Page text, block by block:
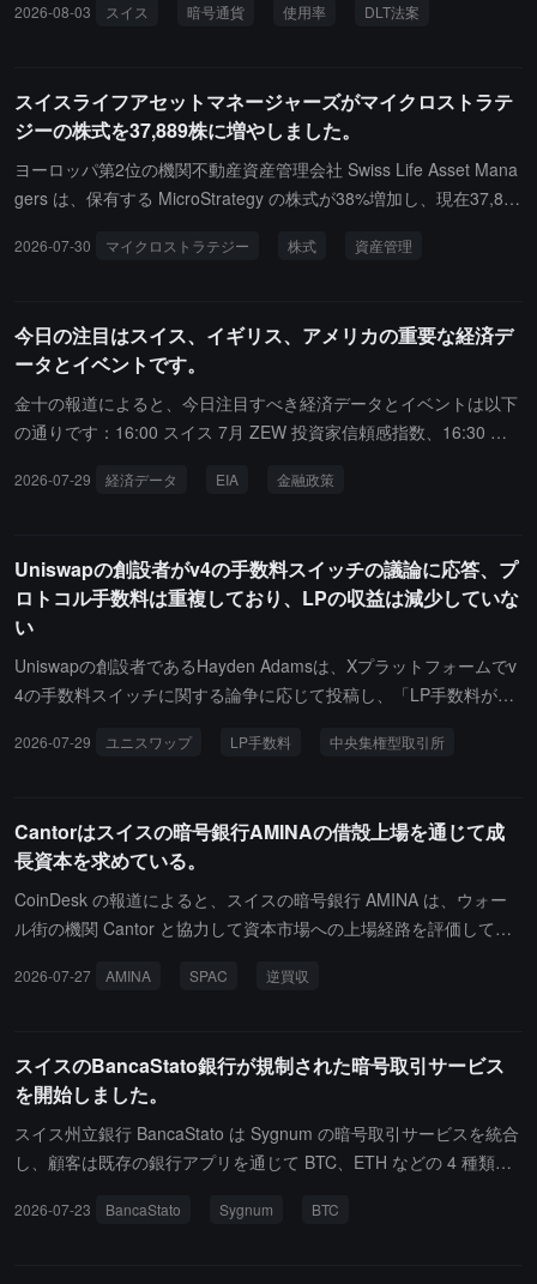
QF、ARIF、SO-FITは2026年初頭に仮想資産サービスプロバイダ
「金融機関法」に基づく新しい暗号ホスティング、取引インフラお
よび支払いツール発行ライセンスのカテゴリーについての相談を開
始します。
暗号通貨は投資する価値があると考えており、45% がその未来は国
すべてドイツやオーストリアよりも高いです。報告書は、スイスが
2021 年に DLT 法案を施行して以来、成熟した暗号エコシステムを
形成しており、Crypto Valley には 1749 社のブロックチェーンおよ
び DLT 企業が集まっていると指摘しています。一方、ドイツは DZ
産サービスを推進し、スイスとの普及のギャップを縮小する計画で
2026-08-03 スイス 暗号通貨 使用率 DLT法案
スイスライフアセットマネージャーズがマイクロストラテ
ジーの株式を37,889株に増やしました。
ヨーロッパ第2位の機関不動産資産管理会社 Swiss Life Asset Mana
gers は、保有する MicroStrategy の株式が38%増加し、現在37,889
ました。
2026-07-30 マイクロストラテジー 株式 資産管理
今日の注目はスイス、イギリス、アメリカの重要な経済デ
ータとイベントです。
金十の報道によると、今日注目すべき経済データとイベントは以下
の通りです：16:00 スイス 7月 ZEW 投資家信頼感指数、16:30 英
週のEIA原油在庫、EIAクッシン原油在庫およびEIA戦略石油備蓄、
米連邦準備制度理事会のパウエル議長が記者会見を開催、翌日 04:0
0 Meta、Microsoft、Qualcomm、ARM が決算を発表します。
2026-07-29 経済データ EIA 金融政策
Uniswapの創設者がv4の手数料スイッチの議論に応答、プ
ロトコル手数料は重複しており、LPの収益は減少していな
い
Uniswapの創設者であるHayden Adamsは、Xプラットフォームでv
4の手数料スイッチに関する論争に応じて投稿し、「LP手数料が減
のではなく重ねられるもので、LPは各取引で30ベーシスポイント
ルにおけるプロトコル手数料は5ベーシスポイントであり、総取引
手数料の約14%を占めていると述べ、LPが本来稼いでいた金額は一
銭も減っていないとしました。Hayden Adamsはまた、中央集権型
取引所が各取引で100から200ベーシスポイントを徴収するのに対
の手数料を設定しており、これは20倍から40倍も安いと指摘しまし
レを設定してLPを「補償」することを行っていると述べました。
2026-07-29 ユニスワップ LP手数料 中央集権型取引所
Cantorはスイスの暗号銀行AMINAの借殻上場を通じて成
長資本を求めている。
CoinDesk の報道によると、スイスの暗号銀行 AMINA は、ウォー
ル街の機関 Cantor と協力して資本市場への上場経路を評価してい
ル資産トレジャリー会社の買収を通じて逆上場を実現することに傾
り、IPO はその後の選択肢として考えられており、現在はどの SPA
C や DAT とも交渉していないと述べています。AMINA の前身は S
EBA Bank で、スイスの FINMA の監督を受けており、暗号取引、
カストディ、ステーキング、貸付サービスを提供しており、事業は
Tier 1 資本は 7460 万スイスフランで、累計資金調達額は約 2.45
2026-07-27 AMINA SPAC 逆買収
スイスのBancaStato銀行が規制された暗号取引サービス
を開始しました。
スイス州立銀行 BancaStato は Sygnum の暗号取引サービスを統合
し、顧客は既存の銀行アプリを通じて BTC、ETH などの 4 種類の
2026-07-23 BancaStato Sygnum BTC